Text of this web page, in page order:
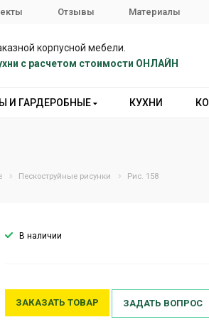
Отзывы Материалы
корпусной мебели.
с расчетом стоимости ОНЛАЙН
И ГАРДЕРОБНЫЕ КУХНИ
Пескоструйные рисунки Рис. 158
В наличии
ЗАКАЗАТЬ ТОВАР ЗАДАТЬ ВОПРОС